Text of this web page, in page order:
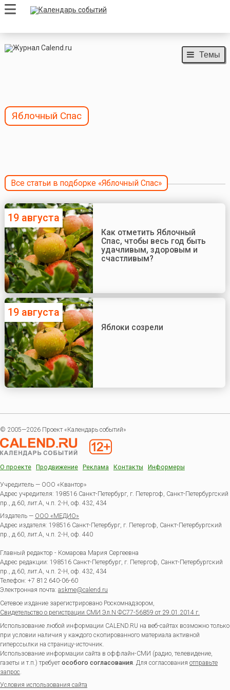
Темы
Яблочный Спас
Все статьи в подборке «Яблочный Спас»
19 августа
Как отметить Яблочный
Спас, чтобы весь год быть
удачливым, здоровым и
счастливым?
19 августа
Яблоки созрели
© 2005—2026 Проект «Календарь событий»
О проекте Продвижение Реклама Контакты Информеры
Учредитель — ООО «Квантор»
Адрес учредителя: 198516 Санкт-Петербург, г. Петергоф, Санкт-Петербургский
пр., д.60, лит.А, ч.п. 2-Н, оф. 432, 434
Издатель — ООО «МЕДИО»
Адрес издателя: 198516 Санкт-Петербург, г. Петергоф, Санкт-Петербургский
пр., д.60, лит.А, ч.п. 2-Н, оф. 440
Главный редактор - Комарова Мария Сергеевна
Адрес редакции: 198516 Санкт-Петербург, г. Петергоф, Санкт-Петербургский
пр., д.60, лит.А, ч.п. 2-Н, оф. 432, 434
Телефон: +7 812 640-06-60
Электронная почта: askme@calend.ru
Сетевое издание зарегистрировано Роскомнадзором,
Свидетельство о регистрации СМИ Эл.N ФС77-56859 от 29.01.2014 г.
Использование любой информации CALEND.RU на веб-сайтах возможно только
при условии наличия у каждого скопированного материала активной
гиперссылки на страницу-источник.
Использование информации сайта в оффлайн-СМИ (радио, телевидение,
газеты и т.п.) требуетособого согласования . Для согласования отправьте
запрос
Условия использования сайта